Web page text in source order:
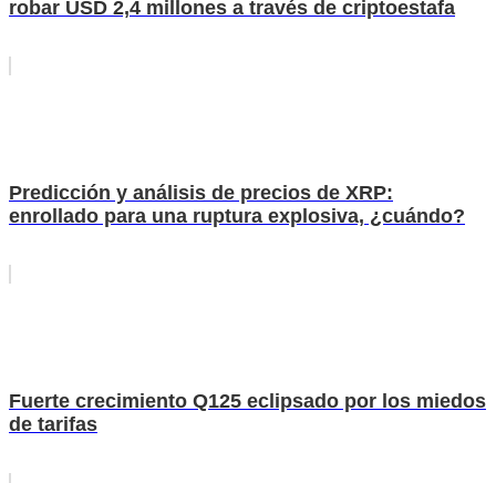
robar USD 2,4 millones a través de criptoestafa
Predicción y análisis de precios de XRP:
enrollado para una ruptura explosiva, ¿cuándo?
Fuerte crecimiento Q125 eclipsado por los miedos
de tarifas